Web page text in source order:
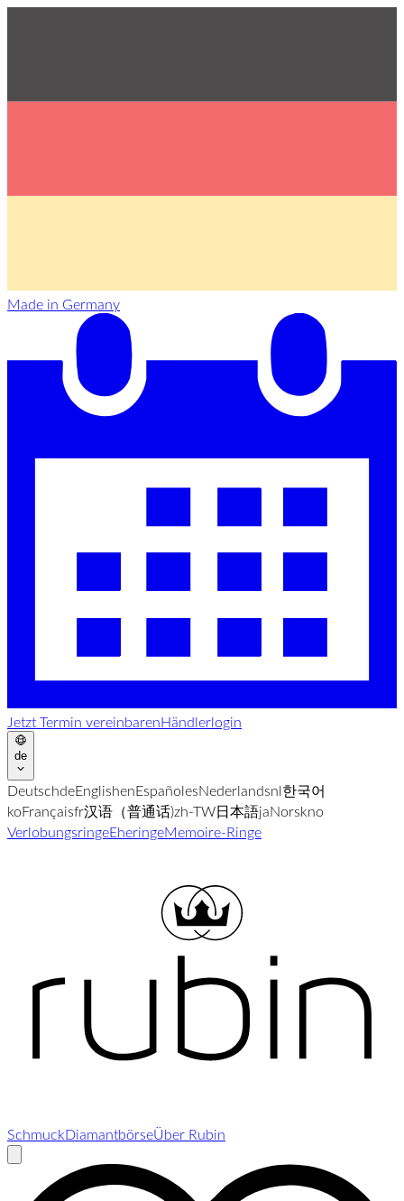
Made in Germany
Jetzt Termin vereinbarenHändlerlogin
de
DeutschdeEnglishenEspañolesNederlandsnl한국어
koFrançaisfr汉语（普通话)zh-TW日本語jaNorskno
VerlobungsringeEheringeMemoire-Ringe
SchmuckDiamantbörseÜber Rubin